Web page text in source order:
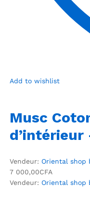
Add to wishlist
Musc
d’intérieur
Vendeur: Oriental shop
7 000,00CFA
Vendeur: Oriental shop